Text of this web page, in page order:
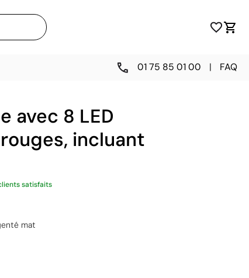
01 75 85 01 00 | FAQ
avec 8 LED
incluant
satisfaits
mat